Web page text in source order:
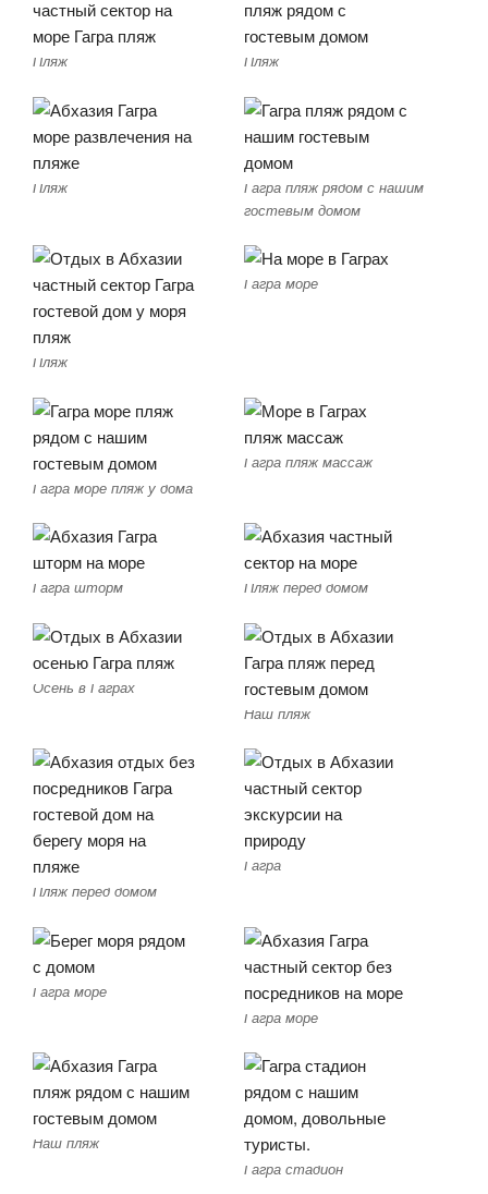
Пляж Пляж
Пляж
Гагра пляж рядом с нашим
гостевым домом
Пляж
Гагра море
Гагра море пляж у дома
Гагра пляж массаж
Гагра шторм Пляж перед домом
Осень в Гаграх
Наш пляж
Пляж перед домом
Гагра
Гагра море
Гагра море
Наш пляж
Гагра стадион